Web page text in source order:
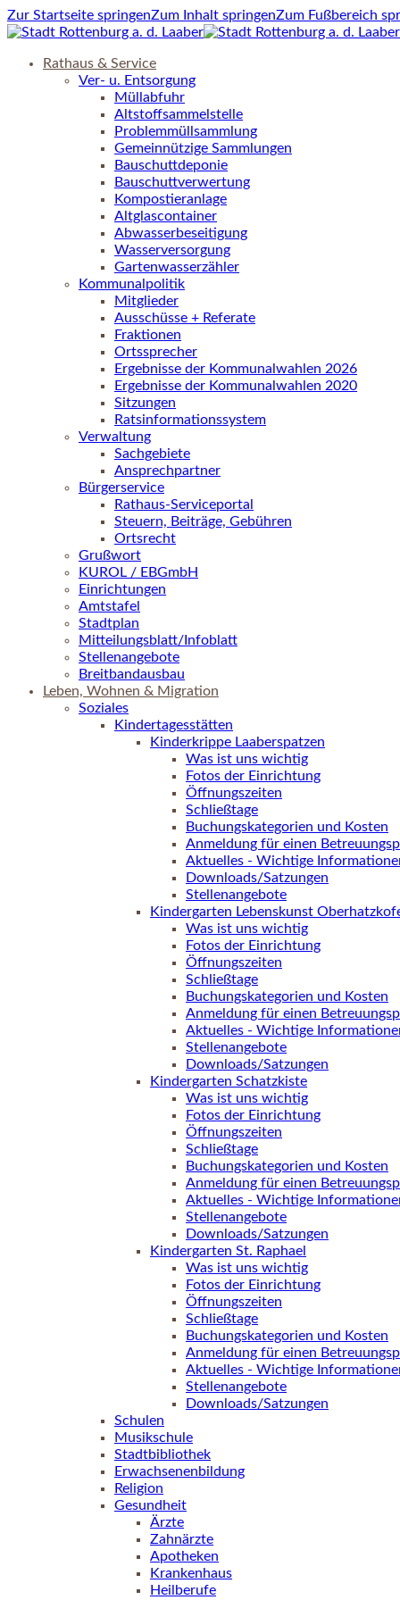
Zur Startseite springenZum Inhalt springenZum Fußbereich
Rathaus & Service
Ver- u. Entsorgung
Müllabfuhr
Altstoffsammelstelle
Problemmüllsammlung
Gemeinnützige Sammlungen
Bauschuttdeponie
Bauschuttverwertung
Kompostieranlage
Altglascontainer
Abwasserbeseitigung
Wasserversorgung
Gartenwasserzähler
Kommunalpolitik
Mitglieder
Ausschüsse + Referate
Fraktionen
Ortssprecher
Ergebnisse der Kommunalwahlen 2026
Ergebnisse der Kommunalwahlen 2020
Sitzungen
Ratsinformationssystem
Verwaltung
Sachgebiete
Ansprechpartner
Bürgerservice
Rathaus-Serviceportal
Steuern, Beiträge, Gebühren
Ortsrecht
Grußwort
KUROL / EBGmbH
Einrichtungen
Amtstafel
Stadtplan
Mitteilungsblatt/Infoblatt
Stellenangebote
Breitbandausbau
Leben, Wohnen & Migration
Soziales
Kindertagesstätten
Kinderkrippe Laaberspatzen
Was ist uns wichtig
Fotos der Einrichtung
Öffnungszeiten
Schließtage
Buchungskategorien und Kosten
Anmeldung für einen
Aktuelles - Wichtige
Downloads/Satzungen
Stellenangebote
Kindergarten Lebenskunst
Was ist uns wichtig
Fotos der Einrichtung
Öffnungszeiten
Schließtage
Buchungskategorien und Kosten
Anmeldung für einen
Aktuelles - Wichtige
Stellenangebote
Downloads/Satzungen
Kindergarten Schatzkiste
Was ist uns wichtig
Fotos der Einrichtung
Öffnungszeiten
Schließtage
Buchungskategorien und Kosten
Anmeldung für einen
Aktuelles - Wichtige
Stellenangebote
Downloads/Satzungen
Kindergarten St. Raphael
Was ist uns wichtig
Fotos der Einrichtung
Öffnungszeiten
Schließtage
Buchungskategorien und Kosten
Anmeldung für einen
Aktuelles - Wichtige
Stellenangebote
Downloads/Satzungen
Schulen
Musikschule
Stadtbibliothek
Erwachsenenbildung
Religion
Gesundheit
Ärzte
Zahnärzte
Apotheken
Krankenhaus
Heilberufe